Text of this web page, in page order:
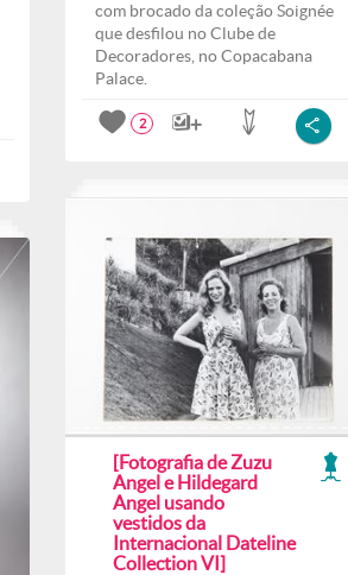
com brocado da coleção Soignée
que desfilou no Clube de
Decoradores, no Copacabana
Palace.
2
[Fotografia de Zuzu
Angel e Hildegard
Angel usando
vestidos da
Internacional Dateline
Collection VI]